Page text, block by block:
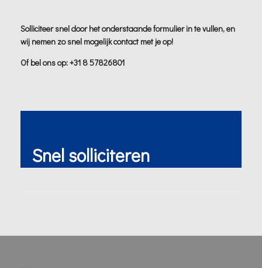
Solliciteer snel door het onderstaande formulier in te vullen, en
wij nemen zo snel mogelijk contact met je op!
Of bel ons op: +31 8 57826801
Snel solliciteren